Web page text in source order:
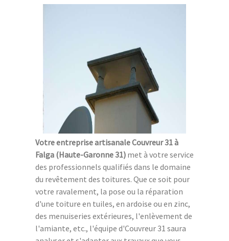
Votre entreprise artisanale Couvreur 31 à
Falga (Haute-Garonne 31) met à votre service
des professionnels qualifiés dans le domaine
du revêtement des toitures. Que ce soit pour
votre ravalement, la pose ou la réparation
d'une toiture en tuiles, en ardoise ou en zinc,
des menuiseries extérieures, l'enlèvement de
l'amiante, etc., l'équipe d'Couvreur 31 saura